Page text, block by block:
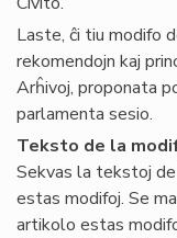
Laste, ĉi tiu modifo
rekomendojn kaj
Arĥivoj, proponata
parlamenta sesio.
Teksto de la
Sekvas la tekstoj
estas modifoj. Se
artikolo estas